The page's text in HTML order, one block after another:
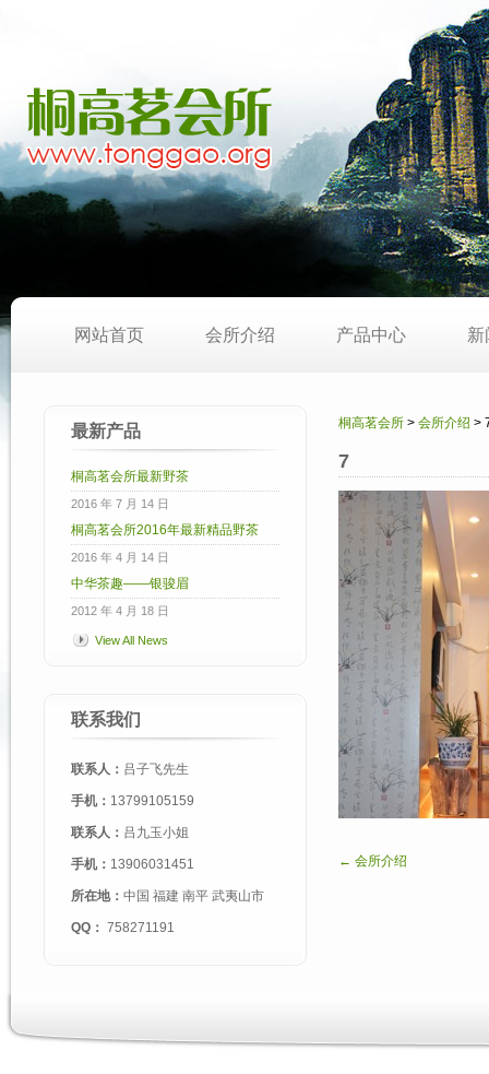
网站首页 会所介绍 产品中心 新
桐高茗会所 > 会所介绍 >
7
← 会所介绍
最新产品
桐高茗会所最新野茶
2016 年 7 月 14 日
桐高茗会所2016年最新精品野茶
2016 年 4 月 14 日
中华茶趣——银骏眉
2012 年 4 月 18 日
View All News
联系我们
联系人： 吕子飞先生
手机： 13799105159
联系人： 吕九玉小姐
手机： 13906031451
所在地： 中国 福建 南平 武夷山市
QQ： 758271191